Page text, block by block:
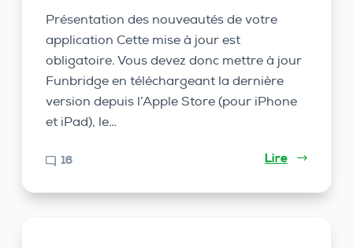
Présentation des nouveautés de votre
application Cette mise à jour est
obligatoire. Vous devez donc mettre à jour
Funbridge en téléchargeant la dernière
version depuis l’Apple Store (pour iPhone
et iPad), le…
16 Lire